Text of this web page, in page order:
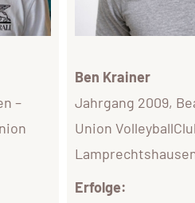
–
Ben Krainer
Jahrgang 2009,
Union
Erfolge: